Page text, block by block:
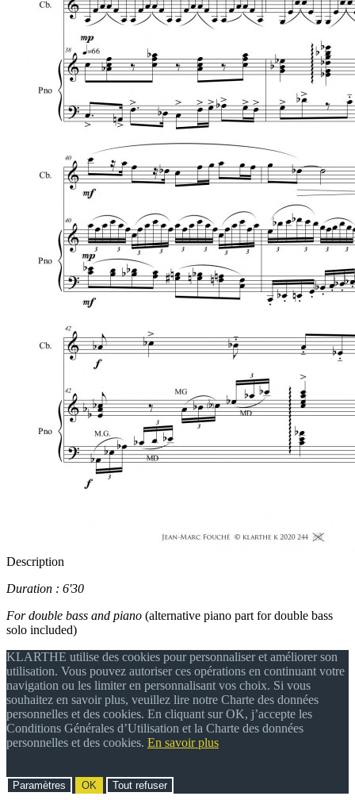
Description
Duration : 6'30
For double bass and piano (alternative piano part for double bass
solo included)
KLARTHE utilise des cookies pour personnaliser et améliorer son
utilisation. Vous pouvez autoriser ces opérations en continuant votre
navigation ou les limiter en personnalisant vos choix. Si vous
souhaitez en savoir plus, veuillez lire notre Charte des données
personnelles et des cookies. En cliquant sur OK, j’accepte les
Conditions Générales d’Utilisation et la Charte des données
personnelles et des cookies. En savoir plus
Paramètres OK Tout refuser